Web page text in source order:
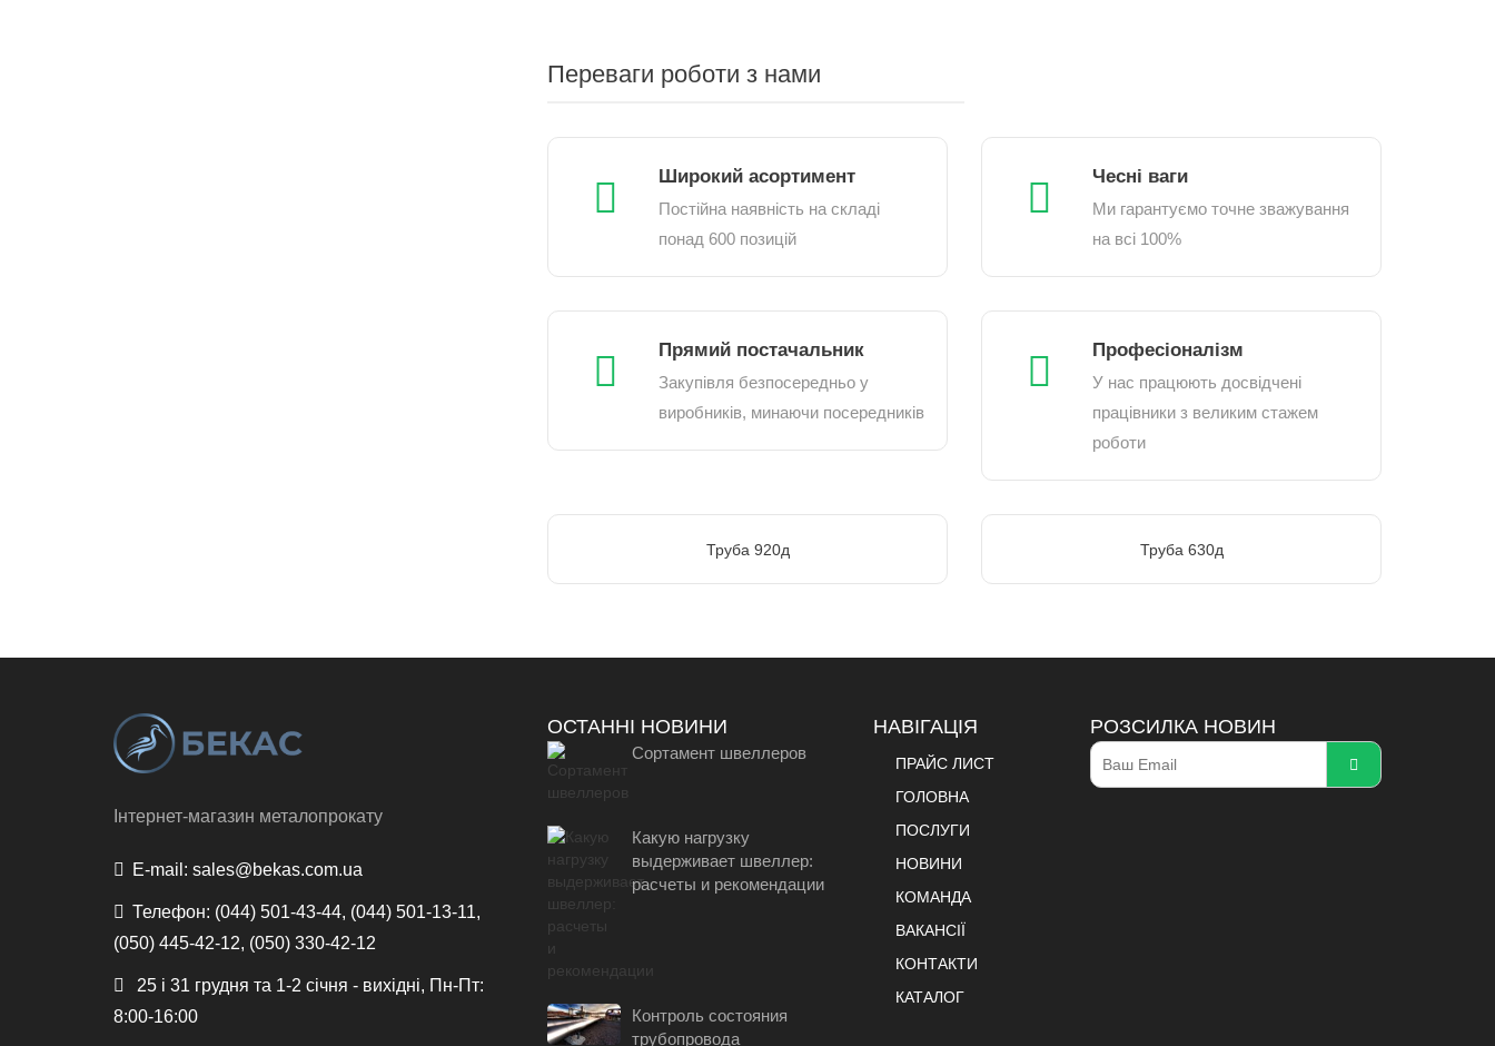
Переваги роботи з нами
Широкий асортимент
Постійна наявність на складі
понад 600 позицій
Чесні ваги
Ми гарантуємо точне зважування
на всі 100%
Прямий постачальник
Закупівля безпосередньо у
виробників, минаючи посередників
Професіоналізм
У нас працюють досвідчені
працівники з великим стажем
роботи
Труба 920д Труба 630д
Інтернет-магазин металопрокату
E-mail: sales@bekas.com.ua
Телефон: (044) 501-43-44, (044) 501-13-11,
(050) 445-42-12, (050) 330-42-12
25 і 31 грудня та 1-2 січня - вихідні, Пн-Пт:
8:00-16:00
ОСТАННІ НОВИНИ
Сортамент швеллеров
Какую нагрузку
выдерживает швеллер:
расчеты и рекомендации
Контроль состояния
трубопровода
НАВІГАЦІЯ
ПРАЙС ЛИСТ
ГОЛОВНА
ПОСЛУГИ
НОВИНИ
КОМАНДА
ВАКАНСІЇ
КОНТАКТИ
КАТАЛОГ
РОЗСИЛКА НОВИН